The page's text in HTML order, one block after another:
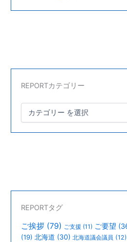
REPORTカテゴリー
REPORTタグ
ご挨拶 (79) ご支援 (11) ご要望
(19) 北海道 (30) 北海道議会議員 (12)